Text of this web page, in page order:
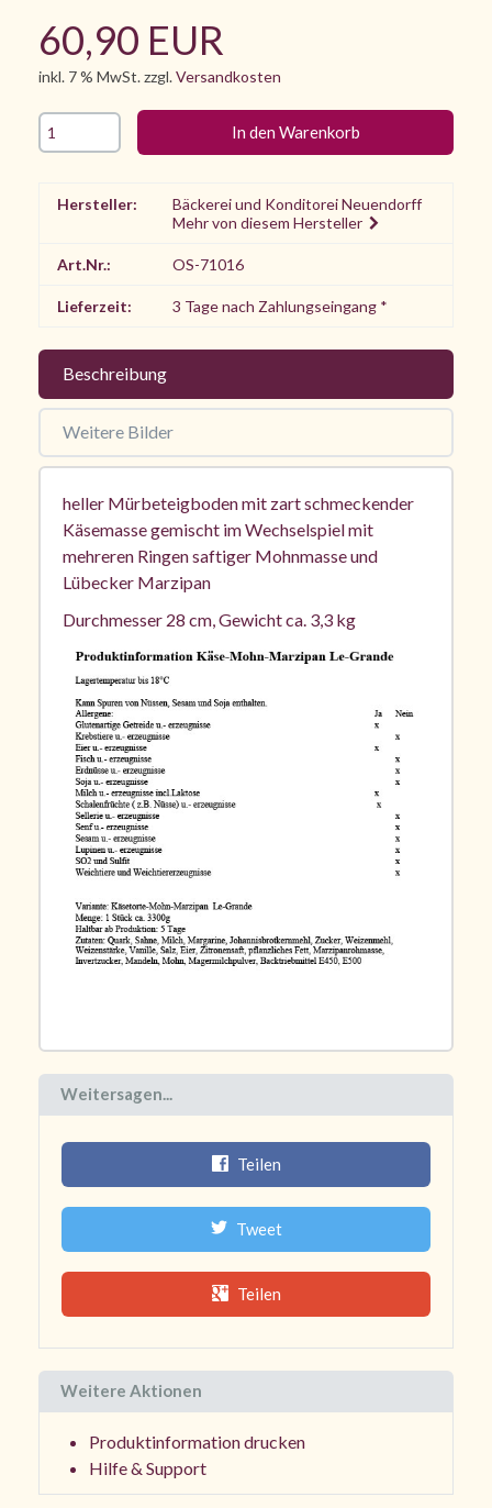
60,90 EUR
inkl. 7 % MwSt. zzgl.Versandkosten
Hersteller:
Bäckerei und Konditorei Neuendorff
Mehr von diesem Hersteller
Art.Nr.: OS-71016
Lieferzeit: 3 Tage nach Zahlungseingang *
Beschreibung
Weitere Bilder
heller Mürbeteigboden mit zart schmeckender
Käsemasse gemischt im Wechselspiel mit
mehreren Ringen saftiger Mohnmasse und
Lübecker Marzipan
Durchmesser 28 cm, Gewicht ca. 3,3 kg
Weitersagen...
Teilen
Tweet
Teilen
Weitere Aktionen
Produktinformation drucken
Hilfe & Support